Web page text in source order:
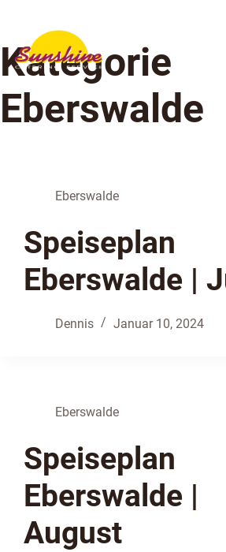
Kategorie
Eberswalde
Eberswalde
Speiseplan
Eberswalde |
Dennis Januar 10, 2024
Eberswalde
Speiseplan
Eberswalde |
August